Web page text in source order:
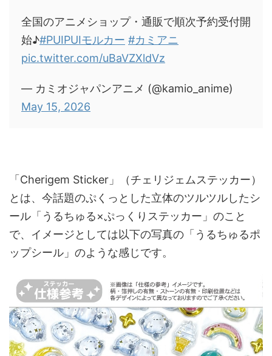
全国のアニメショップ・通販で順次予約受付開
始♪#PUIPUIモルカー #カミアニ
pic.twitter.com/uBaVZXldVz
— カミオジャパンアニメ (@kamio_anime)
May 15, 2026
「Cherigem Sticker」（チェリジェムステッカー）
とは、今話題のぷくっとした立体のツルツルしたシ
ール「うるちゅる×ぷっくりステッカー」のこと
で、イメージとしては以下の写真の「うるちゅるポ
ップシール」のような感じです。